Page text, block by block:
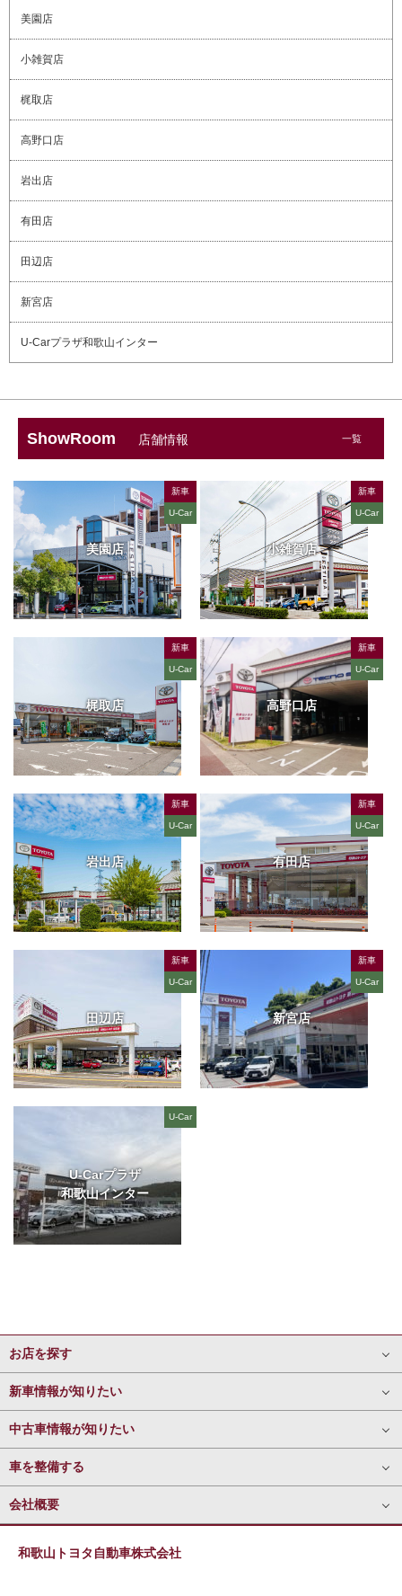
美園店
小雑賀店
梶取店
高野口店
岩出店
有田店
田辺店
新宮店
U-Carプラザ和歌山インター
ShowRoom 店舗情報 一覧
美園店
新車
U-Car
小雑賀店
新車
U-Car
梶取店
新車
U-Car
高野口店
新車
U-Car
岩出店
新車
U-Car
有田店
新車
U-Car
田辺店
新車
U-Car
新宮店
新車
U-Car
U-Carプラザ
和歌山インター
U-Car
お店を探す
新車情報が知りたい
中古車情報が知りたい
車を整備する
会社概要
和歌山トヨタ自動車株式会社